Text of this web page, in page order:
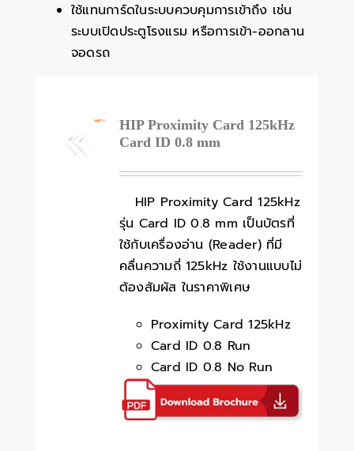
ใช้แทนการ์ดในระบบควบคุมการเข้าถึง เช่น
ระบบเปิดประตูโรงแรม หรือการเข้า-ออกลาน
จอดรถ
HIP Proximity Card 125kHz
Card ID 0.8 mm
HIP Proximity Card 125kHz
รุ่น Card ID 0.8 mm เป็นบัตรที่
ใช้กับเครื่องอ่าน (Reader) ที่มี
คลื่นความถี่ 125kHz ใช้งานแบบไม่
ต้องสัมผัส ในราคาพิเศษ
Proximity Card 125kHz
Card ID 0.8 Run
Card ID 0.8 No Run